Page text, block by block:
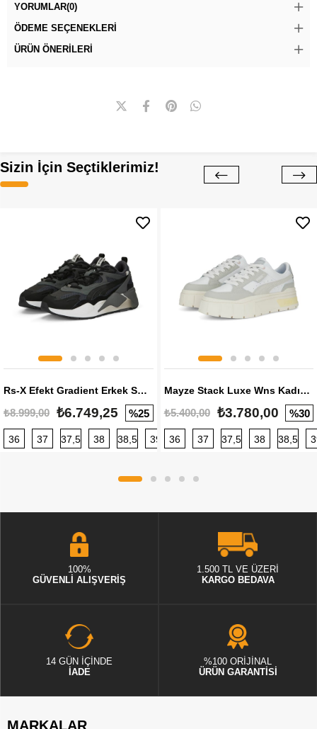
YORUMLAR(0)
ÖDEME SEÇENEKLERI
ÜRÜN ÖNERILERI
Sizin İçin Seçtiklerimiz!
Rs-X Efekt Gradient Erkek Sneaker
₺8.999,00 ₺6.749,25 %25
36 37 37,5 38 38,5 39 40 40,5 41 42 42,5
Mayze Stack Luxe Wns Kadın Sneaker
₺5.400,00 ₺3.780,00 %30
36 37 37,5 38 38,5
100%
GÜVENLİ ALIŞVERİŞ
1.500 TL VE ÜZERİ
KARGO BEDAVA
14 GÜN İÇİNDE
İADE
%100 ORİJİNAL
ÜRÜN GARANTİSİ
MARKALAR